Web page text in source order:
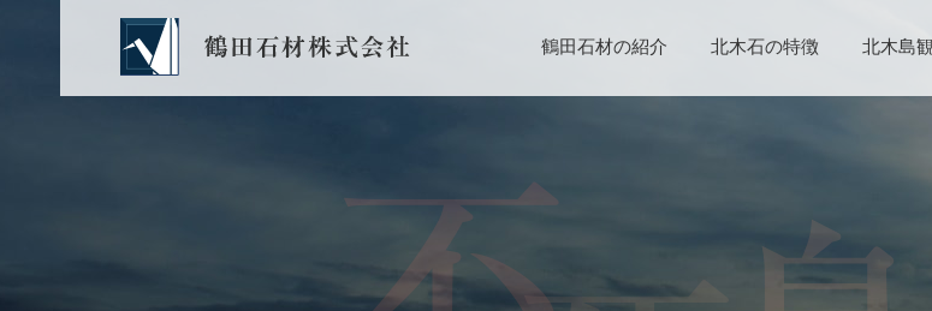
鶴田石材の紹介 北木石の特徴 北木島